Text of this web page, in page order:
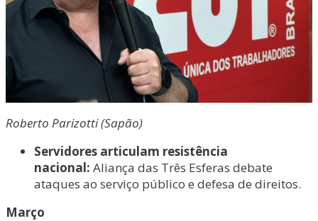
Roberto Parizotti (Sapão)
Servidores articulam resistência
nacional: Aliança das Três Esferas debate
ataques ao serviço público e defesa de direitos.
Março